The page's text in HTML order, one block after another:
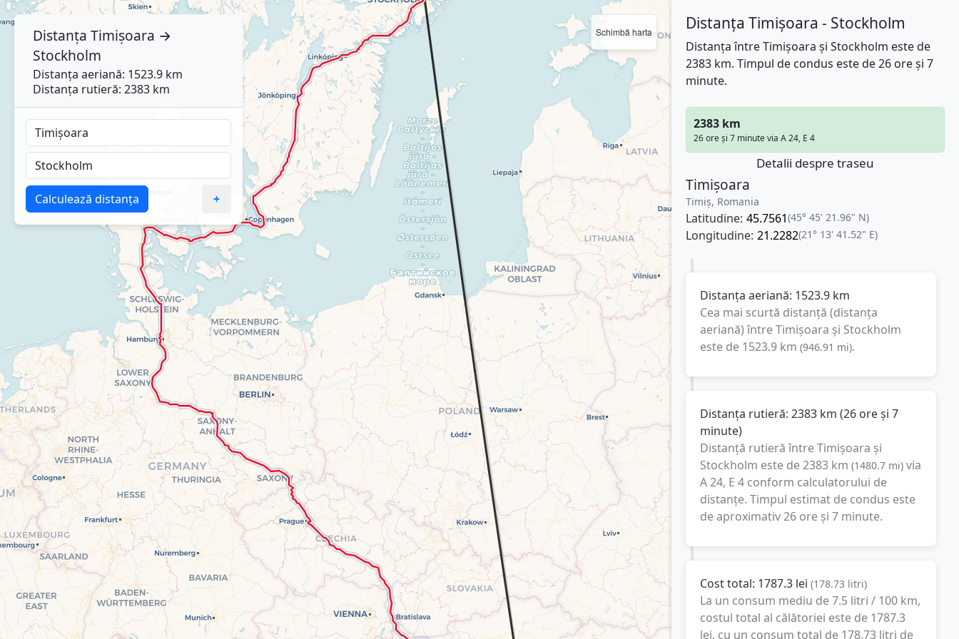
Schimbă harta Distanța Timișoara - Stockholm
Distanța între Timișoara și Stockholm este de
2383 km. Timpul de condus este de 26 ore și 7
minute.
2383 km
26 ore și 7 minute via A 24, E 4
Detalii despre traseu
Timișoara
Timiș, Romania
Latitudine: 45.7561(45° 45' 21.96" N)
Longitudine: 21.2282(21° 13' 41.52" E)
Distanța aeriană: 1523.9 km
Cea mai scurtă distanță (distanța
aeriană) întreTimișoara și Stockholm
este de 1523.9 km (946.91 mi).
Distanța rutieră: 2383 km (26 ore și 7
minute)
Distanță rutieră întreTimișoara și
Stockholm este de2383 km (1480.7 mi) via
A 24, E 4conform calculatorului de
distanțe. Timpul estimat de condus este
de aproximativ26 ore și 7 minute.
Cost total: 1787.3 lei (178.73 litri)
La un consum mediu de7.5 litri / 100 km,
costul total al călătoriei este de 1787.3
lei, cu un consum total de 178.73 litri de
Distanța Timișoara →
Stockholm
Distanța aeriană: 1523.9 km
Distanța rutieră: 2383 km
Calculează distanța +